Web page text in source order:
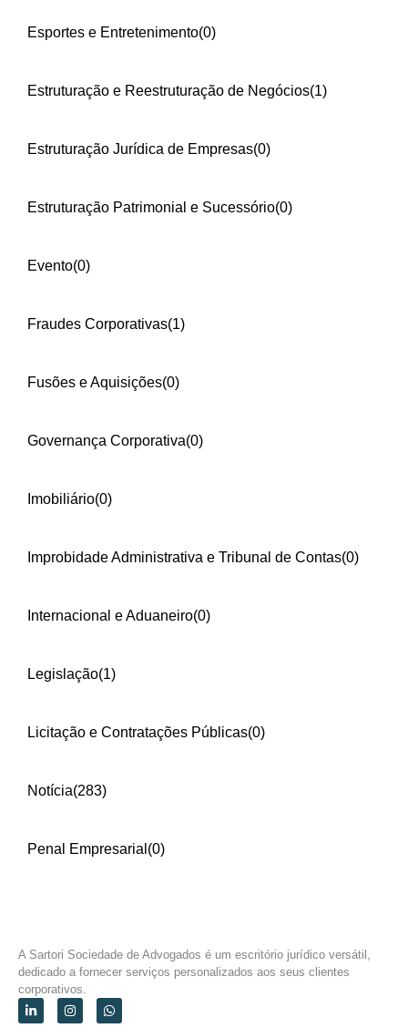
Esportes e Entretenimento(0)
Estruturação e Reestruturação de Negócios(1)
Estruturação Jurídica de Empresas(0)
Estruturação Patrimonial e Sucessório(0)
Evento(0)
Fraudes Corporativas(1)
Fusões e Aquisições(0)
Governança Corporativa(0)
Imobiliário(0)
Improbidade Administrativa e Tribunal de Contas(0)
Internacional e Aduaneiro(0)
Legislação(1)
Licitação e Contratações Públicas(0)
Notícia(283)
Penal Empresarial (0)
A Sartori Sociedade de Advogados é um escritório jurídico versátil,
dedicado a fornecer serviços personalizados aos seus clientes
corporativos.